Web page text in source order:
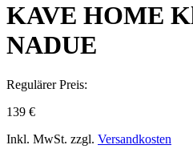
KAVE HOME
NADUE
Regulärer Preis:
139 €
Inkl. MwSt. zzgl. Versandkosten